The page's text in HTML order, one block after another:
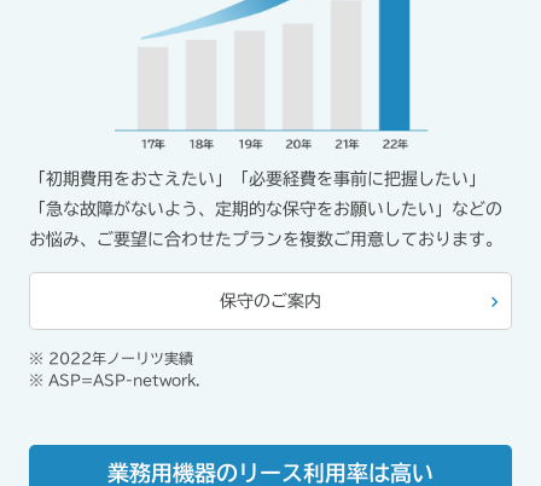
「初期費用をおさえたい」「必要経費を事前に把握したい」
「急な故障がないよう、定期的な保守をお願いしたい」などの
お悩み、ご要望に合わせたプランを複数ご用意しております。
保守のご案内
※ 2022年ノーリツ実績
※ ASP=ASP-network.
業務用機器のリース利用率は高い